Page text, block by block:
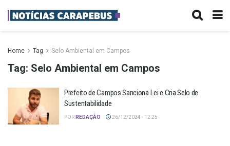
Home Tag Selo Ambiental em Campos
Tag: Selo Ambiental em Campos
Prefeito de Campos Sanciona Lei e Cria Selo de
Sustentabilidade
POR REDAÇÃO 26/12/2024 - 12:25